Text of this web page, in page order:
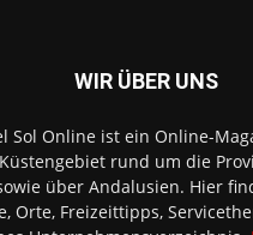
WIR ÜBER UNS
Sol Online ist ein Online-
rund um die
über Andalusien. Hier
Orte, Freizeittipps,